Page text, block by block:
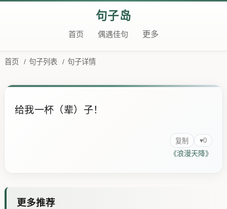
句子岛
首页 偶遇佳句 更多
首页 / 句子列表 / 句子详情
给我一杯（辈）子！
《浪漫天降》
复制 ♥0
更多推荐